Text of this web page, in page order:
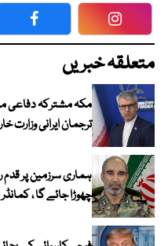
Facebook
متعلقہ خبریں
مکہ مشترکہ دفاعی
ترجمان ایرانی وزارت
ہماری سرزمین پر قدم
چھوڑا جائے گا ، کمانڈر